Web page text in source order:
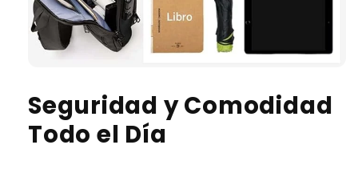
Seguridad y Comodidad
Todo el Día